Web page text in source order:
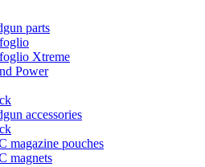
parts
Xtreme
Power
accessories
magazine pouches
magnets